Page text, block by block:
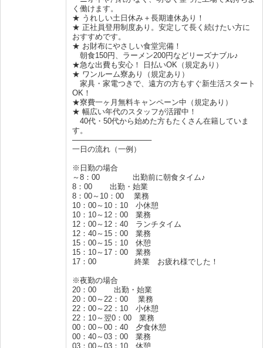
く働けます。
★ うれしい土日休み＋長期連休あり！
★ 正社員登用制度あり。安定して長く続けたい方に
おすすめです。
★ お財布にやさしい食堂完備！
朝食150円、ラーメン200円などリーズナブル♪
★急な出費も安心！ 日払いOK（規定あり）
★ ワンルーム寮あり（規定あり）
家具・家電つきで、遠方の方もすぐ新生活スタート
OK！
★寮費一ヶ月無料キャンペーン中（規定あり）
★ 幅広い年代のスタッフが活躍中！
40代・50代から始めた方もたくさん在籍していま
す。
───────────────
一日の流れ（一例）
※日勤の場合
～8：00 出勤前に朝食タイム♪
8：00 出勤・始業
8：00～10：00 業務
10：00～10：10 小休憩
10：10～12：00 業務
12：00～12：40 ランチタイム
12：40～15：00 業務
15：00～15：10 休憩
15：10～17：00 業務
17：00 終業 お疲れ様でした！
※夜勤の場合
20：00 出勤・始業
20：00～22：00 業務
22：00～22：10 小休憩
22：10～翌0：00 業務
00：00～00：40 夕食休憩
00：40～03：00 業務
03：00～03：10 休憩